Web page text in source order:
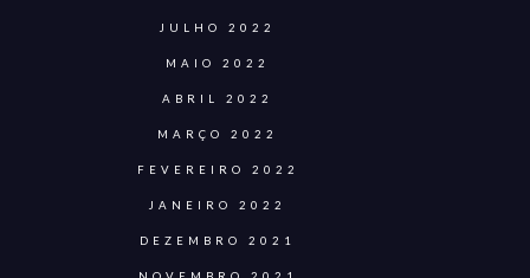
JULHO 2022
MAIO 2022
ABRIL 2022
MARÇO 2022
FEVEREIRO 2022
JANEIRO 2022
DEZEMBRO 2021